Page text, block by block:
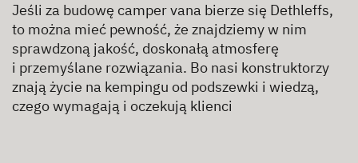
Jeśli za budowę camper vana bierze się Dethleffs,
to można mieć pewność, że znajdziemy w nim
sprawdzoną jakość, doskonałą atmosferę
i przemyślane rozwiązania. Bo nasi konstruktorzy
znają życie na kempingu od podszewki i wiedzą,
czego wymagają i oczekują klienci